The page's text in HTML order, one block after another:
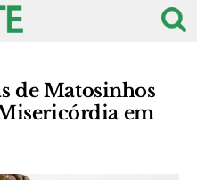
de Matosinhos
em